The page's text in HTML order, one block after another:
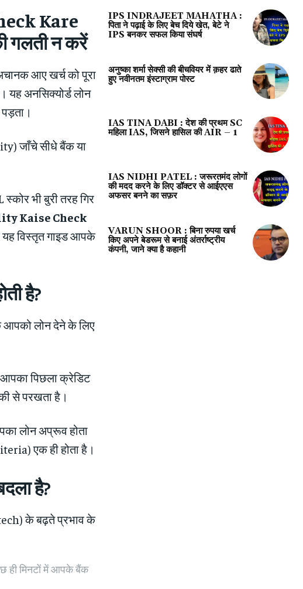
Kare
गलती न करें
आए खर्च को पूरा
अनसिक्योर्ड लोन
पड़ता।
जाँचे सीधे बैंक या
भी बुरी तरह गिर
Kaise Check
विस्तृत गाइड आपके
है?
आपको लोन देने के लिए
पिछला क्रेडिट
से परखता है।
लोन अप्रूव होता
एक ही होता है।
है?
के बढ़ते प्रभाव के
ही मिनटों में आपके बैंक
IPS INDRAJEET MAHATHA :
पिता ने पढ़ाई के लिए बेच दिये खेत, बेटे ने
IPS बनकर सफल किया संघर्ष
अनुष्का शर्मा सेक्सी की बीचवियर में क़हर ढाते
हुए नवीनतम इंस्टाग्राम पोस्ट
IAS TINA DABI : देश की प्रथम SC
महिला IAS, जिसने हासिल की AIR – 1
IAS NIDHI PATEL : जरूरतमंद लोगों
की मदद करने के लिए डॉक्टर से आईएएस
अफसर बनने का सफ़र
VARUN SHOOR : बिना रुपया खर्च
किए अपने बेडरूम से बनाई अंतर्राष्ट्रीय
कंपनी, जाने क्या है कहानी